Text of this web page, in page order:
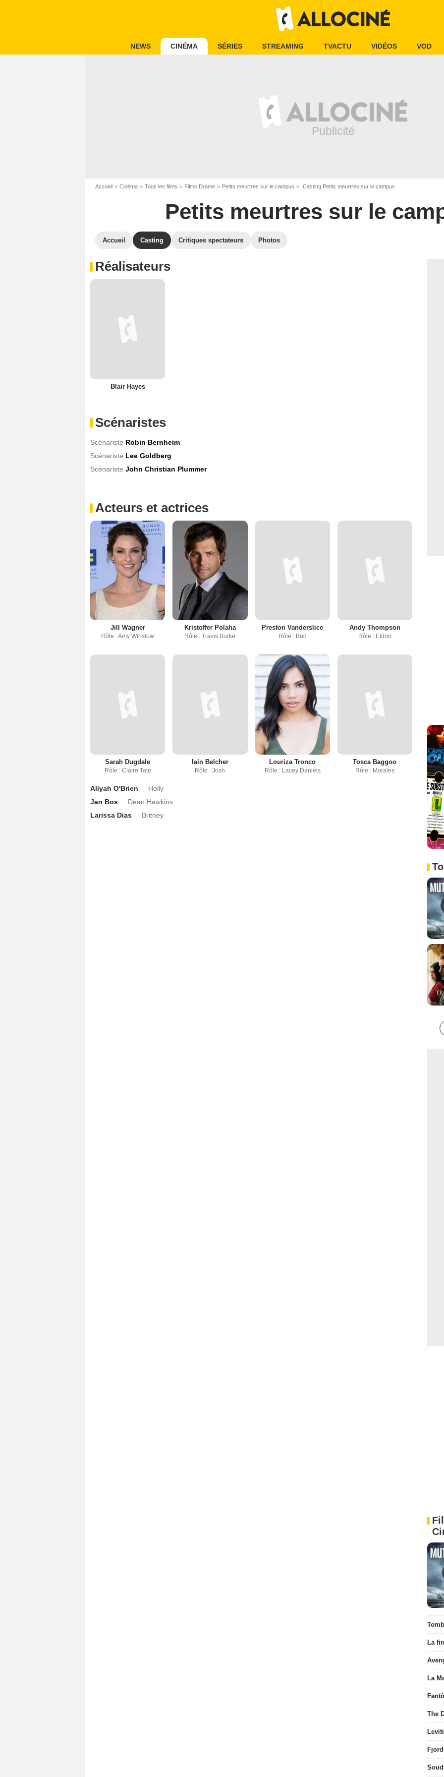
NEWS CINÉMA SÉRIES STREAMING TVACTU VIDÉOS VOD
Accueil Cinéma Tous les films Films Drame Petits meurtres sur le campus Casting Petits meurtres sur le campus
Petits meurtres sur le
Accueil Casting Critiques spectateurs Photos
Réalisateurs
Blair Hayes
Scénaristes
Scénariste Robin Bernheim
Scénariste Lee Goldberg
Scénariste John Christian Plummer
Acteurs et actrices
Jill Wagner
Rôle : Amy Winslow
Kristoffer Polaha
Rôle : Travis Burke
Preston Vanderslice
Rôle : Bud
Andy Thompson
Rôle : Eldon
Sarah Dugdale
Rôle : Claire Tate
Iain Belcher
Rôle : Josh
Louriza Tronco
Rôle : Lacey Daniels
Tosca Baggoo
Rôle : Morales
Aliyah O'Brien
Holly
Jan Bos
Dean Hawkins
Larissa Dias
Britney
La
La
The
Fjord